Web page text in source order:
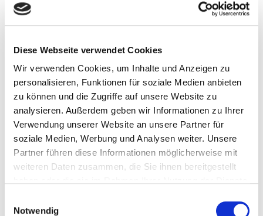
Diese Webseite verwendet Cookies
Wir verwenden Cookies, um Inhalte und Anzeigen zu
personalisieren, Funktionen für soziale Medien anbieten
zu können und die Zugriffe auf unsere Website zu
analysieren. Außerdem geben wir Informationen zu Ihrer
Verwendung unserer Website an unsere Partner für
soziale Medien, Werbung und Analysen weiter. Unsere
Partner führen diese Informationen möglicherweise mit
weiteren Daten zusammen, die Sie ihnen bereitgestellt
Notwendig
Komplette Überholung aller Softparts (Verschleißteile) im
Getriebe. Elektronische Komponenten, sowie Antriebsteile werden
bei Bedarf gewechselt und nach Absprache separat berechnet.
Wandler werden nach Bedarf zu den aufgeführten Preisen
überholt.
Persönliche Informationen
Vorname
Name
Firma/Unternehmen